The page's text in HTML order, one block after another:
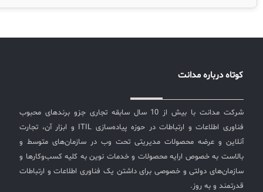
پلاس شمسی‌ساز تقویم شمسی سرویس دسک هلپ‌کارت
حرفه‌ای‌تر فرم لاگین فرم لاگین بازطراحی شده دیتاشیت آماده
آسوده‌تر آموزش+ مدرک آموزش آنلاین/حضوری سرویس
لایسنس نسخه سازمانی بیشتر و بیشتر و بیشتر بخواهید…
کامل‌تر، قوی‌تر و گسترده‌تر استقرار برون‌سپاری کامل
پیاده‌سازی توسعه پکپارچه‌سازی و توسعه محصول مشاوره
ارایه راهکارهای مهندسی ویژگی‌های فارسی‌سازی
ManageEngine ServiceDesk Plus مدانت مزایای
فارسی‌سازی ManageEngine ServiceDesk Plus
کوتاه درباره مدانت
شرکت مدانت با بیش از 10 سال سابقه تجاری جزو برندهای محبوب
فناوری اطلاعات و ارتباطات در حوزه پیاده‌سازی ITIL و ابزار آن، تجارت
آنلاین و عرضه محصولات مدیریتی تحت وب در سازمان‌های متوسط و
بالاست به خصوص ارایه محصولات و خدمات نوین به کلیه کسب‌وکارها و
سازمان‌های دولتی و خصوصی برای داشتن یک فناوری اطلاعات و ارتباطات
قدرتمند و به روز.
سرویس دسک پلاس MSP
AD360
◆
CIs Control
نکته‌های کلیدی برای مدیر انفورماتیک
ITIL & SDP
◆